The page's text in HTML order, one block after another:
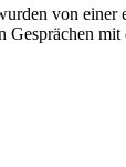
von einer
Gesprächen mit